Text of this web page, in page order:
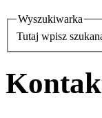
Wyszukiwarka
Tutaj wpisz